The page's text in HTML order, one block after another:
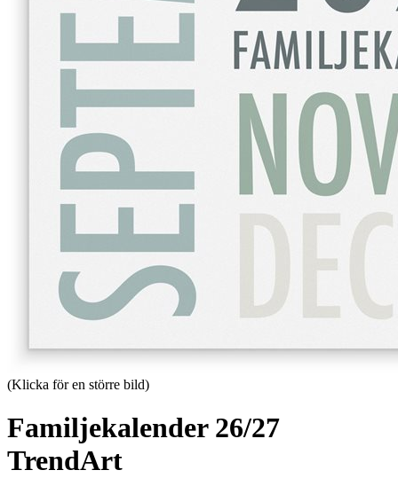
(Klicka för en större bild)
Familjekalender 26/27
TrendArt